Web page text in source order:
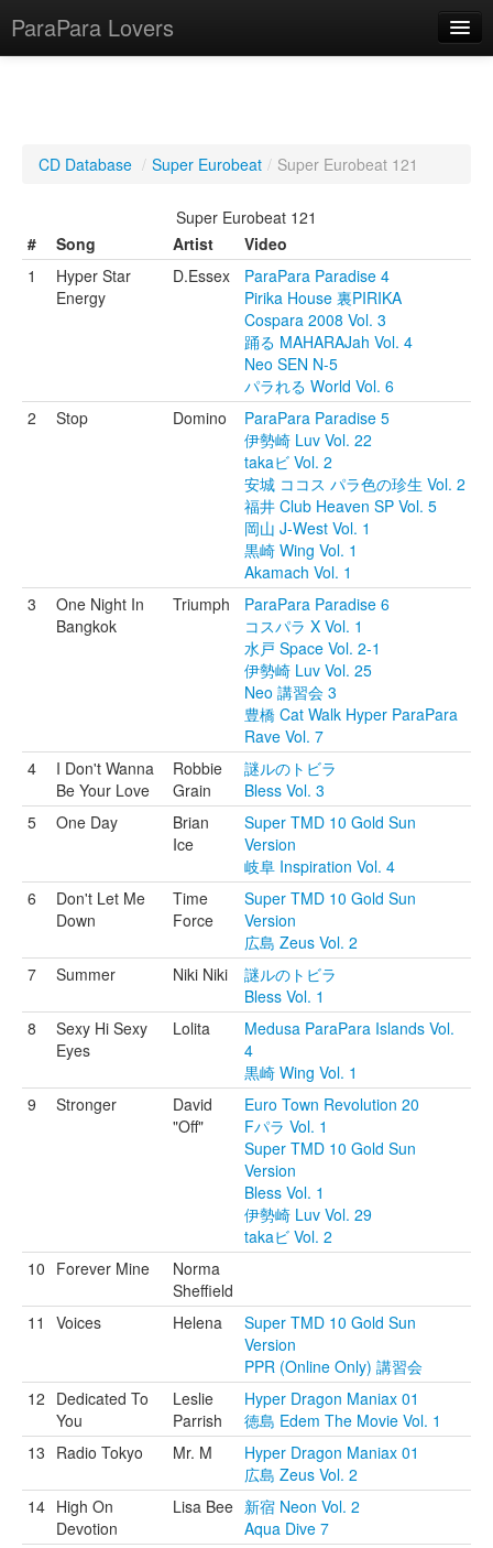
ParaPara Lovers
TechPara Video Database
CD Database
CD Database / Super Eurobeat / Super Eurobeat 121
Super Eurobeat 121
#
Song Artist
Video
1
Hyper Star
Energy
D.Essex
ParaPara Paradise 4
Pirika House 裏PIRIKA
Cospara 2008 Vol. 3
踊る MAHARAJah Vol. 4
Neo SEN N-5
パラれる World Vol. 6
2
Stop Domino
ParaPara Paradise 5
伊勢崎 Luv Vol. 22
takaビ Vol. 2
安城 ココス パラ色の珍生 Vol. 2
福井 Club Heaven SP Vol. 5
岡山 J-West Vol. 1
黒崎 Wing Vol. 1
Akamach Vol. 1
3
One Night In
Bangkok
Triumph
ParaPara Paradise 6
コスパラ X Vol. 1
水戸 Space Vol. 2-1
伊勢崎 Luv Vol. 25
Neo 講習会 3
豊橋 Cat Walk Hyper ParaPara
Rave Vol. 7
4
I Don't Wanna
Be Your Love
Robbie
Grain
謎ルのトビラ
Bless Vol. 3
5
One Day
Brian
Ice
Super TMD 10 Gold Sun
Version
岐阜 Inspiration Vol. 4
6
Don't Let Me
Down
Time
Force
Super TMD 10 Gold Sun
Version
広島 Zeus Vol. 2
7
Summer Niki Niki
謎ルのトビラ
Bless Vol. 1
8
Sexy Hi Sexy
Eyes
Lolita
Medusa ParaPara Islands Vol.
4
黒崎 Wing Vol. 1
9
Stronger
David
"Off"
Euro Town Revolution 20
Fパラ Vol. 1
Super TMD 10 Gold Sun
Version
Bless Vol. 1
伊勢崎 Luv Vol. 29
takaビ Vol. 2
10 Forever Mine
Norma
Sheffield
11
Voices Helena
Super TMD 10 Gold Sun
Version
PPR (Online Only) 講習会
12 Dedicated To
You
Leslie
Parrish
Hyper Dragon Maniax 01
徳島 Edem The Movie Vol. 1
13 Radio Tokyo Mr. M
Hyper Dragon Maniax 01
広島 Zeus Vol. 2
14 High On
Devotion
Lisa Bee 新宿 Neon Vol. 2
Aqua Dive 7